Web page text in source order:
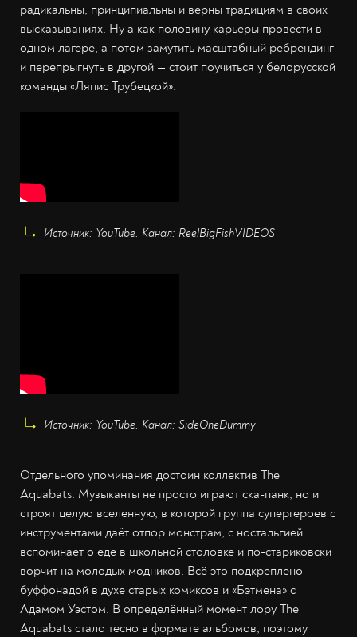
радикальны, принципиальны и верны традициям в своих
высказываниях. Ну а как половину карьеры провести в
одном лагере, а потом замутить масштабный ребрендинг
и перепрыгнуть в другой — стоит поучиться у белорусской
команды «Ляпис Трубецкой».
Источник: YouTube. Канал: ReelBigFishVIDEOS
Источник: YouTube. Канал: SideOneDummy
Отдельного упоминания достоин коллектив The
Aquabats. Музыканты не просто играют ска-панк, но и
строят целую вселенную, в которой группа супергероев с
инструментами даёт отпор монстрам, с ностальгией
вспоминает о еде в школьной столовке и по-стариковски
ворчит на молодых модников. Всё это подкреплено
буффонадой в духе старых комиксов и «Бэтмена» с
Адамом Уэстом. В определённый момент лору The
Aquabats стало тесно в формате альбомов, поэтому